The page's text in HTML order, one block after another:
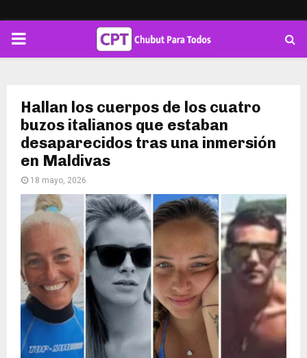
PRIMARY
Hallan los cuerpos de los cuatro
buzos italianos que estaban
desaparecidos tras una inmersión
en Maldivas
18 mayo, 2026